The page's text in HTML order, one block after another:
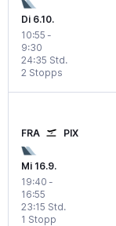
Di 6.10.
10:55 -
9:30
2 Stopps
24:35 Std.
FRA PIX
Mi 16.9.
19:40 -
16:55
1 Stopp
23:15 Std.